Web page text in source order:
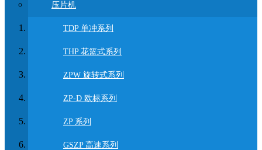
压片机
TDP 单冲系列
THP 花篮式系列
ZPW 旋转式系列
ZP-D 欧标系列
ZP 系列
GSZP 高速系列